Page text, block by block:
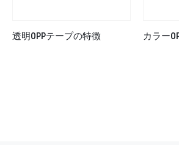
透明OPPテープの特徴 カラー